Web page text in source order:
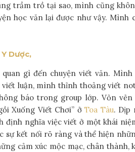
trầm trồ tại sao, mình cũng
học văn lại được như vậy. Mình
Dược,
gì đến chuyện viết văn.
viết luận, mình thỉnh thoảng viết
báo trong group lớp. Vỏn
Xuống Viết Chơi” ởToa Tàu. Dịp
định nghĩa việc viết ở một khái
sự kết nối rõ ràng và thể hiện
cảm xúc mộc mạc, chân thành,